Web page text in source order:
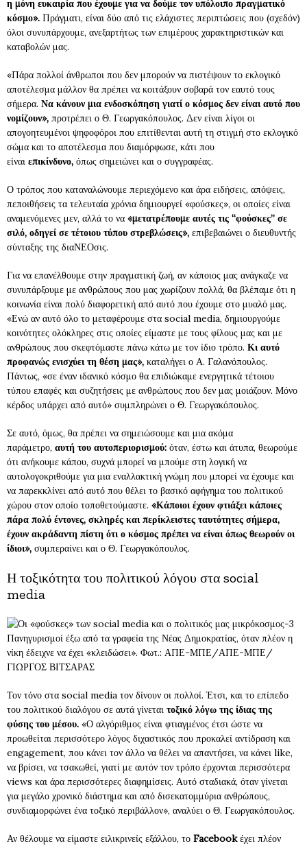
η μόνη ευκαιρία που έχουμε για να δούμε τον υπόλοιπο πραγματικό
κόσμο». Πράγματι, είναι δύο από τις ελάχιστες περιπτώσεις που (σχεδόν)
όλοι συνυπάρχουμε, ανεξαρτήτως των επιμέρους χαρακτηριστικών και
καταβολών μας.
«Πάρα πολλοί άνθρωποι που δεν μπορούν να πιστέψουν το εκλογικό
αποτέλεσμα μάλλον θα πρέπει να κοιτάξουν σοβαρά τον εαυτό τους
σήμερα. Να κάνουν μια ενδοσκόπηση γιατί ο κόσμος δεν είναι αυτό που
νομίζουν», προτρέπει ο Θ. Γεωργακόπουλος. Δεν είναι λίγοι οι
απογοητευμένοι ψηφοφόροι που επιτίθενται αυτή τη στιγμή στο εκλογικό
σώμα και το αποτέλεσμα που διαμόρφωσε, κάτι που
είναι επικίνδυνο, όπως σημειώνει και ο συγγραφέας.
Ο τρόπος που καταναλώνουμε περιεχόμενο και άρα ειδήσεις, απόψεις,
πεποιθήσεις τα τελευταία χρόνια δημιουργεί «φούσκες», οι οποίες είναι
αναμενόμενες μεν, αλλά το να «μετατρέπουμε αυτές τις “φούσκες” σε
σιλό, οδηγεί σε τέτοιου τύπου στρεβλώσεις», επιβεβαιώνει ο διευθυντής
σύνταξης της διαΝΕΟσις.
Για να επανέλθουμε στην πραγματική ζωή, αν κάποιος μας ανάγκαζε να
συνυπάρξουμε με ανθρώπους που μας χωρίζουν πολλά, θα βλέπαμε ότι η
κοινωνία είναι πολύ διαφορετική από αυτό που έχουμε στο μυαλό μας.
«Ενώ αν αυτό όλο το μεταφέρουμε στα social media, δημιουργούμε
κοινότητες ολόκληρες στις οποίες είμαστε με τους φίλους μας και με
ανθρώπους που σκεφτόμαστε πάνω κάτω με τον ίδιο τρόπο. Κι αυτό
προφανώς ενισχύει τη θέση μας», καταλήγει ο Α. Γαλανόπουλος.
Πάντως, «σε έναν ιδανικό κόσμο θα επιδιώκαμε ενεργητικά τέτοιου
τύπου επαφές και συζητήσεις με ανθρώπους που δεν μας μοιάζουν. Μόνο
κέρδος υπάρχει από αυτό» συμπληρώνει ο Θ. Γεωργακόπουλος.
Σε αυτό, όμως, θα πρέπει να σημειώσουμε και μια ακόμα
παράμετρο, αυτή του αυτοπεριορισμού: όταν, έστω και άτυπα, θεωρούμε
ότι ανήκουμε κάπου, συχνά μπορεί να μπούμε στη λογική να
αυτολογοκριθούμε για μια εναλλακτική γνώμη που μπορεί να έχουμε και
να παρεκκλίνει από αυτό που θέλει το βασικό αφήγημα του πολιτικού
χώρου στον οποίο τοποθετούμαστε. «Κάποιοι έχουν φτιάξει κάποιες
πάρα πολύ έντονες, σκληρές και περίκλειστες ταυτότητες σήμερα,
έχουν ακράδαντη πίστη ότι ο κόσμος πρέπει να είναι όπως θεωρούν οι
ίδιοι», συμπεραίνει και ο Θ. Γεωργακόπουλος.
Η τοξικότητα του πολιτικού λόγου στα social
media
Πανηγυρισμοί έξω από τα γραφεία της Νέας Δημοκρατίας, όταν πλέον η
νίκη έδειχνε να έχει «κλειδώσει». Φωτ.: ΑΠΕ-ΜΠΕ/ΑΠΕ-ΜΠΕ/
ΓΙΩΡΓΟΣ ΒΙΤΣΑΡΑΣ
Τον τόνο στα social media τον δίνουν οι πολλοί. Έτσι, και το επίπεδο
του πολιτικού διαλόγου σε αυτά γίνεται τοξικό λόγω της ίδιας της
φύσης του μέσου. «Ο αλγόριθμος είναι φτιαγμένος έτσι ώστε να
προωθείται περισσότερο λόγος διχαστικός που προκαλεί αντίδραση και
engagement, που κάνει τον άλλο να θέλει να απαντήσει, να κάνει like,
να βρίσει, να τσακωθεί, γιατί με αυτόν τον τρόπο έρχονται περισσότερα
views και άρα περισσότερες διαφημίσεις. Αυτό σταδιακά, όταν γίνεται
για μεγάλο χρονικό διάστημα και από δισεκατομμύρια ανθρώπους,
συνδιαμορφώνει ένα τοξικό περιβάλλον», αναλύει ο Θ. Γεωργακόπουλος.
Αν θέλουμε να είμαστε ειλικρινείς εξάλλου, το Facebookέχει πλέον